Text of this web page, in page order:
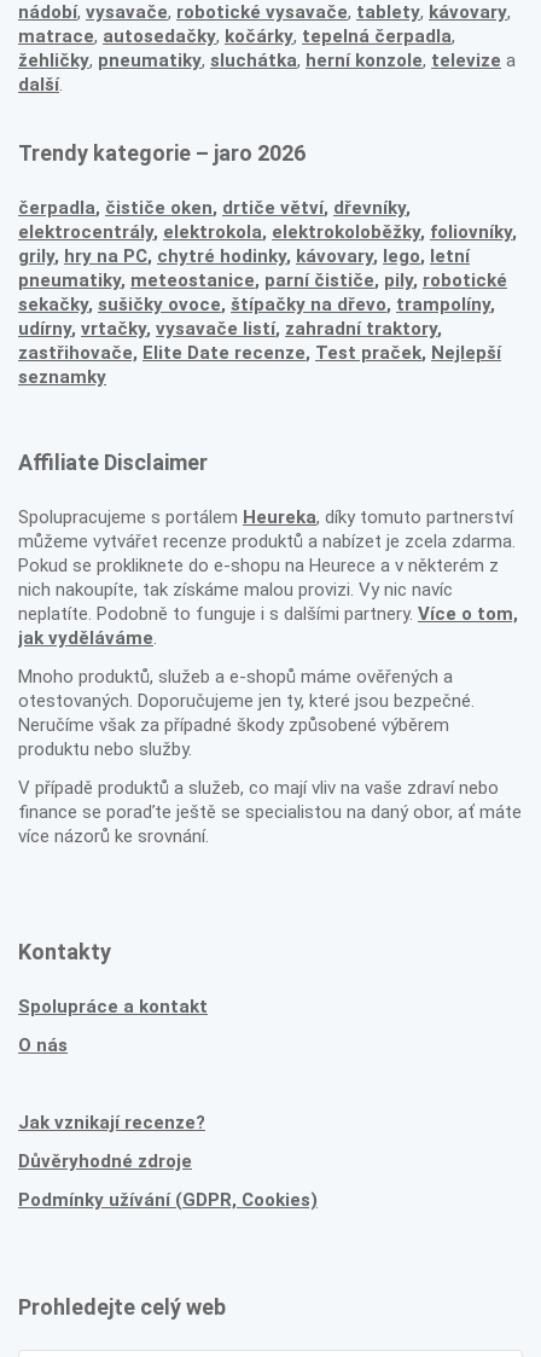
nádobí, vysavače, robotické vysavače, tablety, kávovary,
matrace, autosedačky, kočárky, tepelná čerpadla,
žehličky, pneumatiky, sluchátka, herní konzole, televize a
další.
Trendy kategorie – jaro 2026
čerpadla, čističe oken, drtiče větví, dřevníky,
elektrocentrály, elektrokola, elektrokoloběžky, foliovníky,
grily, hry na PC, chytré hodinky, kávovary, lego, letní
pneumatiky, meteostanice, parní čističe, pily, robotické
sekačky, sušičky ovoce, štípačky na dřevo, trampolíny,
udírny, vrtačky, vysavače listí, zahradní traktory,
zastřihovače, Elite Date recenze, Test praček, Nejlepší
seznamky
Affiliate Disclaimer
Spolupracujeme s portálem Heureka, díky tomuto partnerství
můžeme vytvářet recenze produktů a nabízet je zcela zdarma.
Pokud se prokliknete do e-shopu na Heurece a v některém z
nich nakoupíte, tak získáme malou provizi. Vy nic navíc
neplatíte. Podobně to funguje i s dalšími partnery. Více o tom,
jak vyděláváme.
Mnoho produktů, služeb a e-shopů máme ověřených a
otestovaných. Doporučujeme jen ty, které jsou bezpečné.
Neručíme však za případné škody způsobené výběrem
produktu nebo služby.
V případě produktů a služeb, co mají vliv na vaše zdraví nebo
finance se poraďte ještě se specialistou na daný obor, ať máte
více názorů ke srovnání.
Kontakty
Spolupráce a kontakt
O nás
Jak vznikají recenze?
Důvěryhodné zdroje
Podmínky užívání (GDPR, Cookies)
Prohledejte celý web